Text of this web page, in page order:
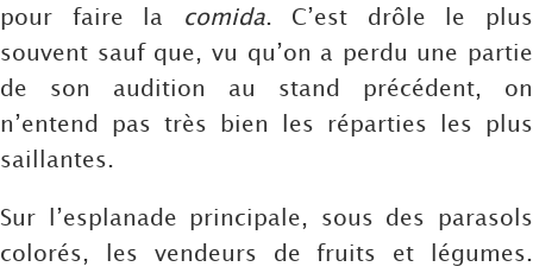
pour faire la comida. C’est drôle le plus
souvent sauf que, vu qu’on a perdu une partie
de son audition au stand précédent, on
n’entend pas très bien les réparties les plus
saillantes.
Sur l’esplanade principale, sous des parasols
colorés, les vendeurs de fruits et légumes.